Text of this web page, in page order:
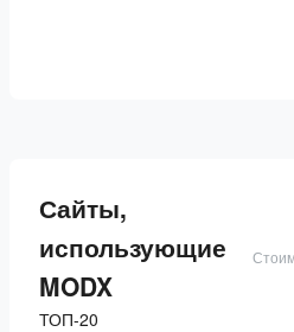
Сайты,
использующие
MODX
ТОП-20